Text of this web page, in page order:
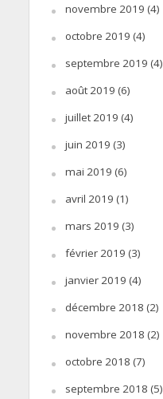
novembre 2019 (4)
octobre 2019 (4)
septembre 2019 (4)
août 2019 (6)
juillet 2019 (4)
juin 2019 (3)
mai 2019 (6)
avril 2019 (1)
mars 2019 (3)
février 2019 (3)
janvier 2019 (4)
décembre 2018 (2)
novembre 2018 (2)
octobre 2018 (7)
septembre 2018 (5)